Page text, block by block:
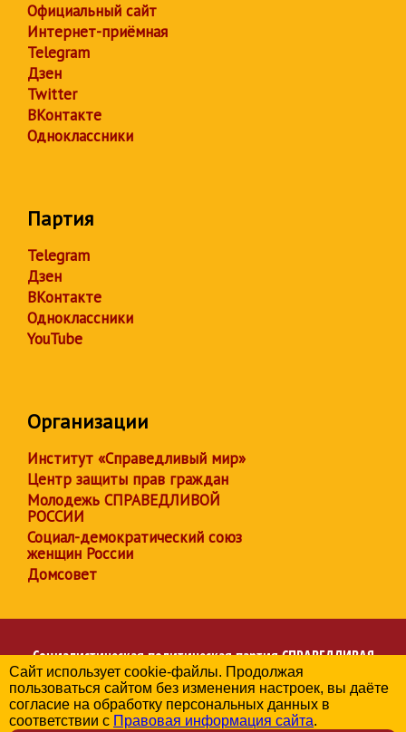
Официальный сайт
Интернет-приёмная
Telegram
Дзен
Twitter
ВКонтакте
Одноклассники
Партия
Telegram
Дзен
ВКонтакте
Одноклассники
YouTube
Организации
Институт «Справедливый мир»
Центр защиты прав граждан
Молодежь СПРАВЕДЛИВОЙ
РОССИИ
Социал-демократический союз
женщин России
Домсовет
Социалистическая политическая партияСПРАВЕДЛИВАЯ
РОССИЯ
Региональное отделение партии в Амурской области
© 2006-2026
Сайт использует cookie-файлы. Продолжая
пользоваться сайтом без изменения настроек, вы даёте
согласие на обработку персональных данных в
соответствии с Правовая информация сайта.